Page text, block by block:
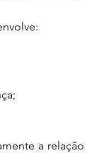
a relação